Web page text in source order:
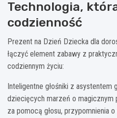
Technologia,
codzienność
Prezent na Dzień Dziecka dla
łączyć element zabawy z
codziennym życiu:
Inteligentne głośniki z asystentem
dziecięcych marzeń o magicznym
za pomocą głosu, przypomnienia